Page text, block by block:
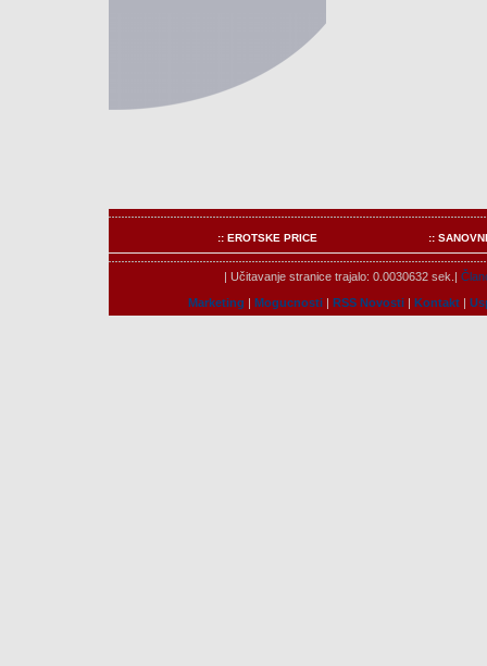
:: EROTSKE PRICE ::
| Učitavanje stranice trajalo: 0.0030632 sek.|
Marketing | Mogucnosti| RSS Novosti| Kontakt|